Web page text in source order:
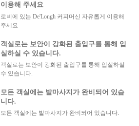
이용해 주세요
로비에 있는 De'Longh 커피머신 자유롭게 이용해
주세요
객실로는 보안이 강화된 출입구를 통해 입
실하실 수 있습니다.
객실로는 보안이 강화된 출입구를 통해 입실하실
수 있습니다.
모든 객실에는 발마사지가 완비되어 있습
니다.
모든 객실에는 발마사지가 완비되어 있습니다.